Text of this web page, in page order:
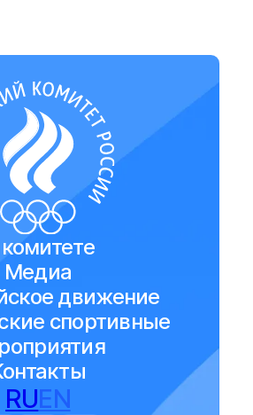
Медиа
движение
спортивные
RUEN